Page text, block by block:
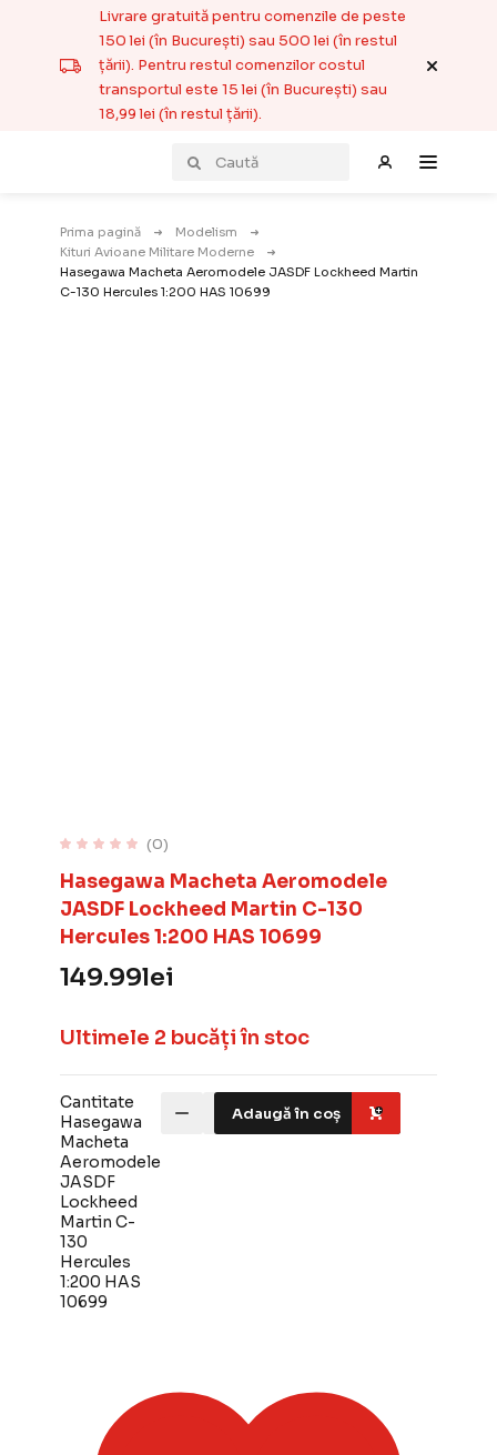
Livrare gratuită pentru comenzile de peste
150 lei (în București) sau 500 lei (în restul
țării). Pentru restul comenzilor costul
transportul este 15 lei (în București) sau
18,99 lei (în restul țării).
Prima pagină
Modelism
Kituri Avioane Militare Moderne
Hasegawa Macheta Aeromodele JASDF Lockheed Martin
C-130 Hercules 1:200 HAS 10699
(0)
Hasegawa Macheta Aeromodele
JASDF Lockheed Martin C-130
Hercules 1:200 HAS 10699
149.99lei
Ultimele 2 bucăți în stoc
Cantitate
Hasegawa
Macheta
Aeromodele
JASDF
Lockheed
Martin C-
130
Hercules
1:200 HAS
10699
Adaugă în coș